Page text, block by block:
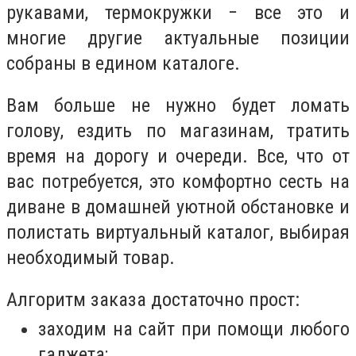
рукавами, термокружки − все это и
многие другие актуальные позиции
собраны в едином каталоге.
Вам больше не нужно будет ломать
голову, ездить по магазинам, тратить
время на дорогу и очереди. Все, что от
вас потребуется, это комфортно сесть на
диване в домашней уютной обстановке и
полистать виртуальный каталог, выбирая
необходимый товар.
Алгоритм заказа достаточно прост:
заходим на сайт при помощи любого